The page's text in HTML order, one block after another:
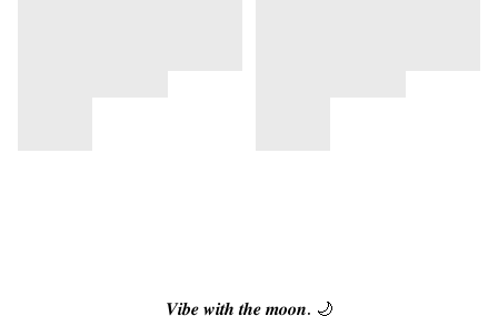
𝑽𝒊𝒃𝒆 𝒘𝒊𝒕𝒉 𝒕𝒉𝒆 𝒎𝒐𝒐𝒏. 🌙